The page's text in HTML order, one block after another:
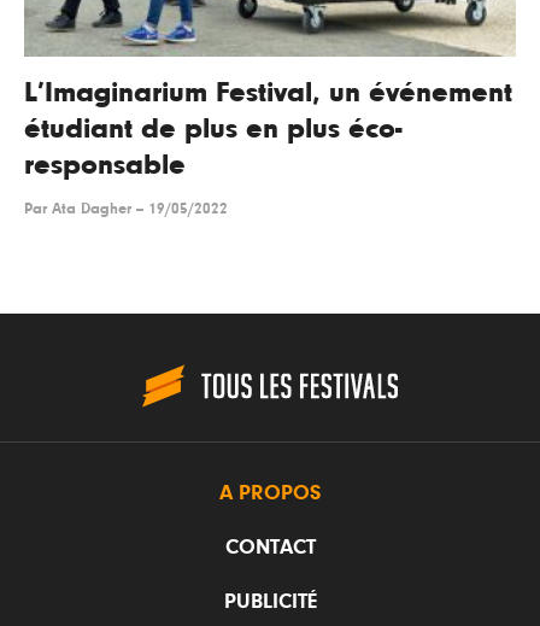
L’Imaginarium Festival, un événement
étudiant de plus en plus éco-
responsable
Par Ata Dagher -- 19/05/2022
A PROPOS
CONTACT
PUBLICITÉ